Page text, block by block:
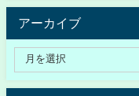
アーカイブ